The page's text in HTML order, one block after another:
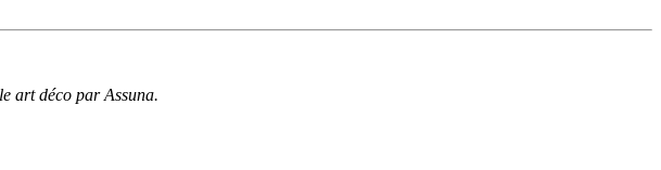
art déco par Assuna.